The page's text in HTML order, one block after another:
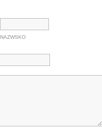
NAZWSKO